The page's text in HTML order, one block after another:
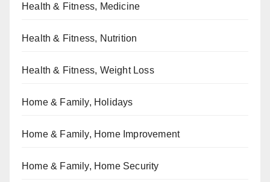
Health & Fitness, Medicine
Health & Fitness, Nutrition
Health & Fitness, Weight Loss
Home & Family, Holidays
Home & Family, Home Improvement
Home & Family, Home Security